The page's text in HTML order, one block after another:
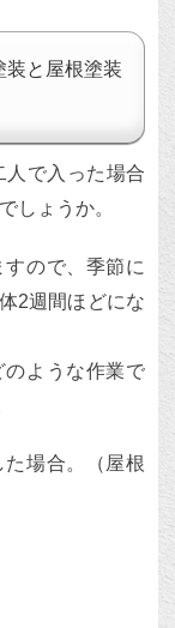
装と屋根塗装
人で入った場合
しょうか。
ので、季節に
2週間ほどにな
ような作業で
場合。（屋根